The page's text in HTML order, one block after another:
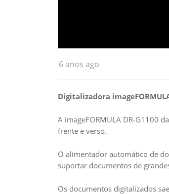
6 anos ago
Digitalizadora
A imageFORMULA DR-G1100
frente e verso.
O alimentador automático de
suportar documentos de
Os documentos digitalizados